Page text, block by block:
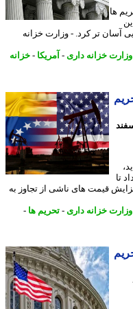
تر کرد. - وزارت خزانه
خزانه داری- آمریکا- خزانه
قیمت های ناشی از تجاوز به
خزانه داری- تحریم ها-